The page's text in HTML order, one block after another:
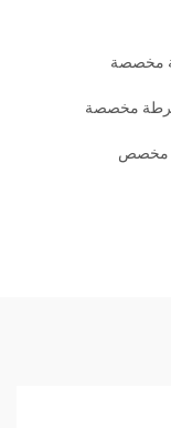
مخصصة
مخصصة
مخصص